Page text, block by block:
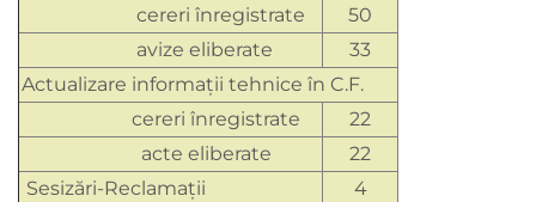
cereri înregistrate
50
avize eliberate
33
Actualizare informaţii tehnice în C.F.
cereri înregistrate
22
acte eliberate
22
Sesizări-Reclamații
4